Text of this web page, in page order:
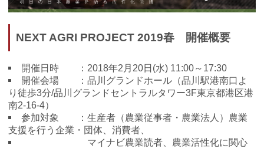
NEXT AGRI PROJECT 2019春 開催概要
開催日時 ：2018年2月20日(水) 11:00～17:30
開催会場 ：品川グランドホール（品川駅港南口よ
り徒歩3分/品川グランドセントラルタワー3F東京都港区港
南2-16-4）
参加対象 ：生産者（農業従事者・農業法人）農業
支援を行う企業・団体、消費者、
マイナビ農業読者、農業活性化に関心